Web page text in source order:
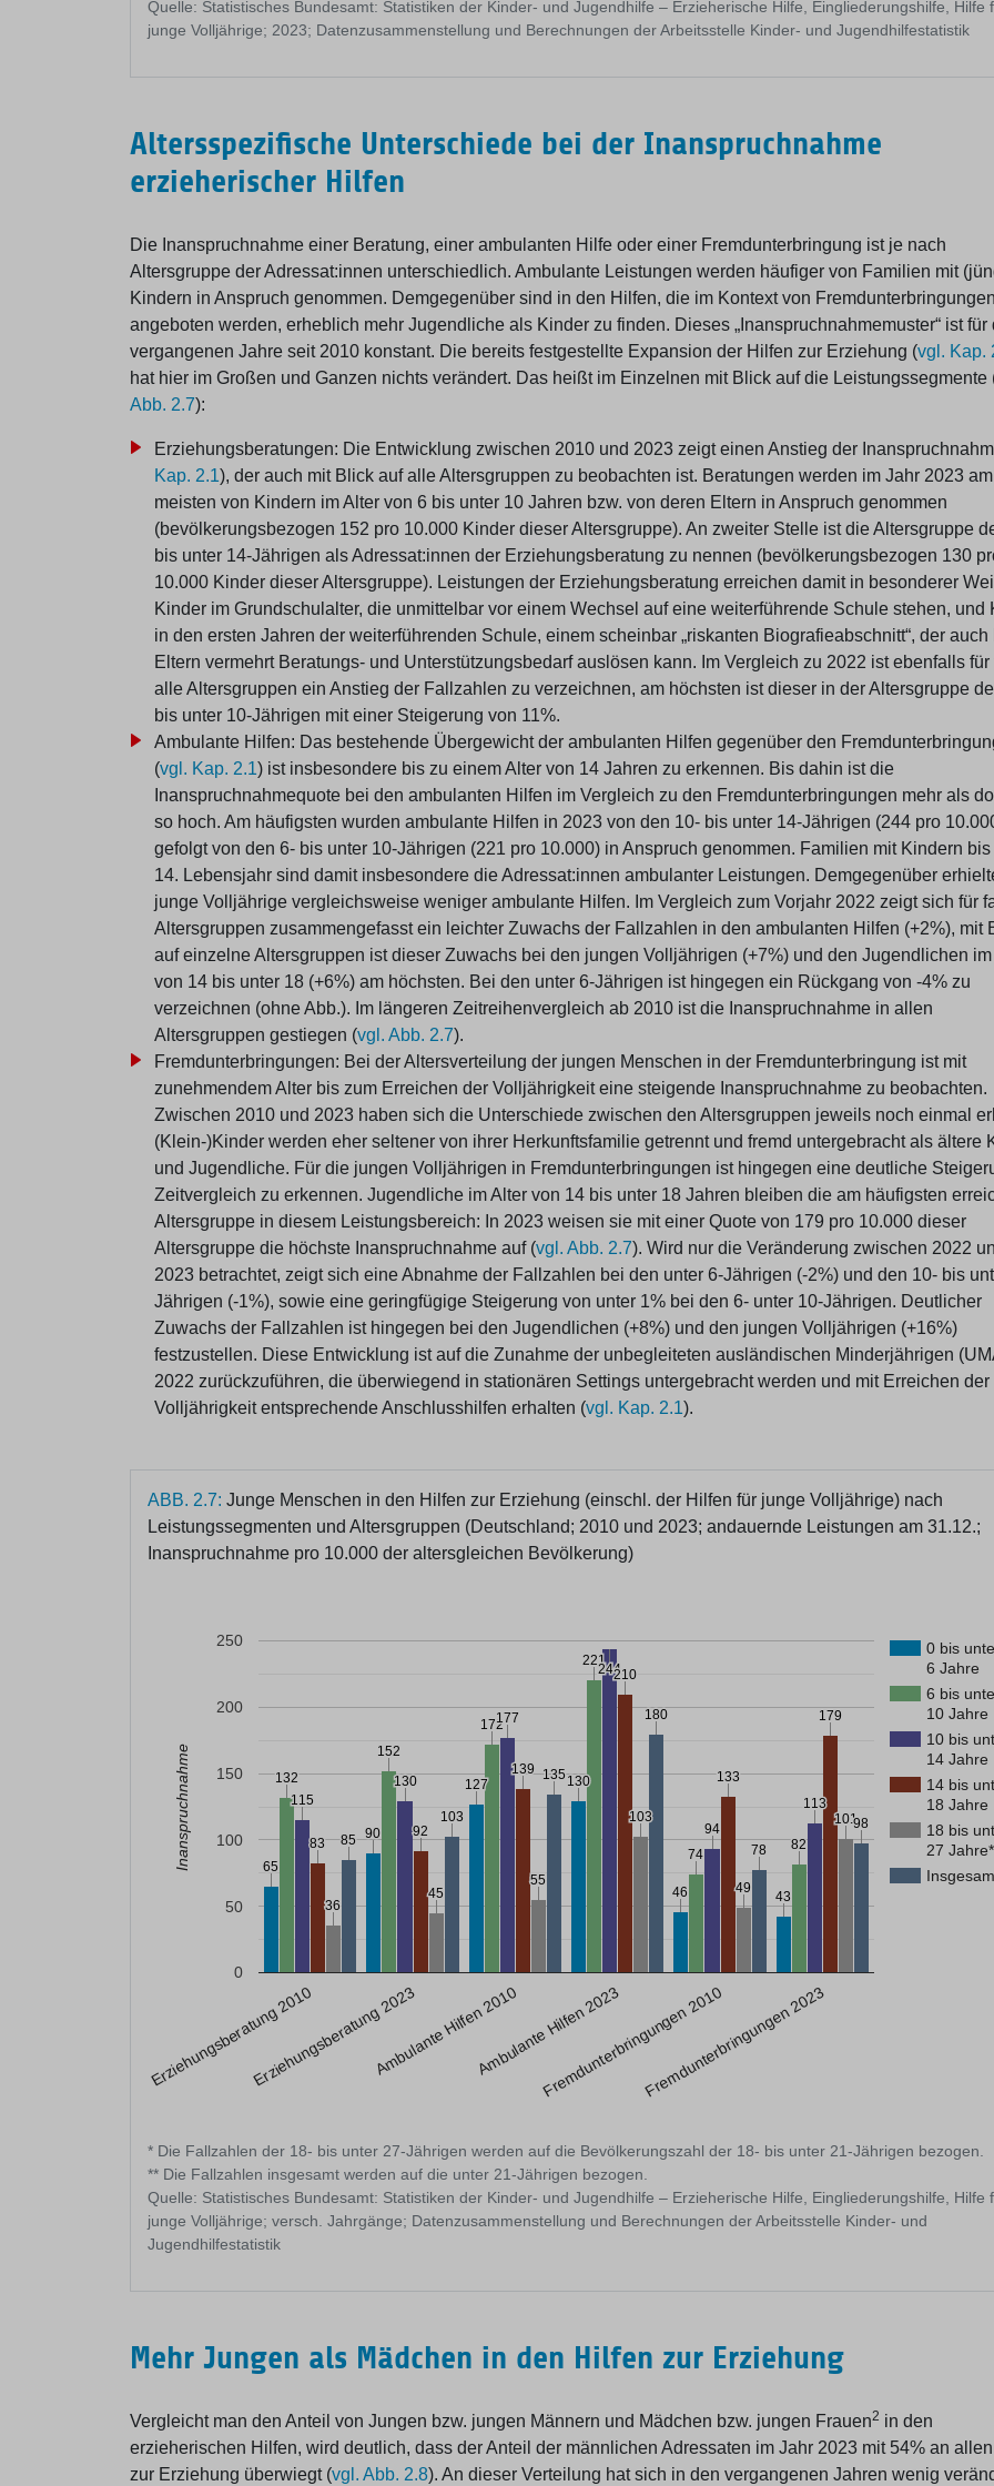
Quelle: Statistisches Bundesamt: Statistiken der Kinder- und Jugendhilfe – Erzieherische Hilfe, Eingliederungshilfe, Hilfe
junge Volljährige; 2023; Datenzusammenstellung und Berechnungen der Arbeitsstelle Kinder- und Jugendhilfestatistik
Altersspezifische Unterschiede bei der Inanspruchnahme
erzieherischer Hilfen
Die Inanspruchnahme einer Beratung, einer ambulanten Hilfe oder einer Fremdunterbringung ist je nach
Altersgruppe der Adressat:innen unterschiedlich. Ambulante Leistungen werden häufiger von Familien mit
Kindern in Anspruch genommen. Demgegenüber sind in den Hilfen, die im Kontext von Fremdunterbringungen
angeboten werden, erheblich mehr Jugendliche als Kinder zu finden. Dieses „Inanspruchnahmemuster“ ist für
vergangenen Jahre seit 2010 konstant. Die bereits festgestellte Expansion der Hilfen zur Erziehung (vgl. Kap.
hat hier im Großen und Ganzen nichts verändert. Das heißt im Einzelnen mit Blick auf die Leistungssegmente
Abb. 2.7):
Erziehungsberatungen: Die Entwicklung zwischen 2010 und 2023 zeigt einen Anstieg der
Kap. 2.1), der auch mit Blick auf alle Altersgruppen zu beobachten ist. Beratungen werden im Jahr 2023 am
meisten von Kindern im Alter von 6 bis unter 10 Jahren bzw. von deren Eltern in Anspruch genommen
(bevölkerungsbezogen 152 pro 10.000 Kinder dieser Altersgruppe). An zweiter Stelle ist die Altersgruppe
bis unter 14-Jährigen als Adressat:innen der Erziehungsberatung zu nennen (bevölkerungsbezogen 130
10.000 Kinder dieser Altersgruppe). Leistungen der Erziehungsberatung erreichen damit in besonderer
Kinder im Grundschulalter, die unmittelbar vor einem Wechsel auf eine weiterführende Schule stehen, und
in den ersten Jahren der weiterführenden Schule, einem scheinbar „riskanten Biografieabschnitt“, der auch
Eltern vermehrt Beratungs- und Unterstützungsbedarf auslösen kann. Im Vergleich zu 2022 ist ebenfalls für
alle Altersgruppen ein Anstieg der Fallzahlen zu verzeichnen, am höchsten ist dieser in der Altersgruppe
bis unter 10-Jährigen mit einer Steigerung von 11%.
Ambulante Hilfen: Das bestehende Übergewicht der ambulanten Hilfen gegenüber den
(vgl. Kap. 2.1) ist insbesondere bis zu einem Alter von 14 Jahren zu erkennen. Bis dahin ist die
Inanspruchnahmequote bei den ambulanten Hilfen im Vergleich zu den Fremdunterbringungen mehr als
so hoch. Am häufigsten wurden ambulante Hilfen in 2023 von den 10- bis unter 14-Jährigen (244 pro
gefolgt von den 6- bis unter 10-Jährigen (221 pro 10.000) in Anspruch genommen. Familien mit Kindern bis
14. Lebensjahr sind damit insbesondere die Adressat:innen ambulanter Leistungen. Demgegenüber
junge Volljährige vergleichsweise weniger ambulante Hilfen. Im Vergleich zum Vorjahr 2022 zeigt sich für
Altersgruppen zusammengefasst ein leichter Zuwachs der Fallzahlen in den ambulanten Hilfen (+2%), mit
auf einzelne Altersgruppen ist dieser Zuwachs bei den jungen Volljährigen (+7%) und den Jugendlichen
von 14 bis unter 18 (+6%) am höchsten. Bei den unter 6-Jährigen ist hingegen ein Rückgang von -4% zu
verzeichnen (ohne Abb.). Im längeren Zeitreihenvergleich ab 2010 ist die Inanspruchnahme in allen
Altersgruppen gestiegen (vgl. Abb. 2.7).
Fremdunterbringungen: Bei der Altersverteilung der jungen Menschen in der Fremdunterbringung ist mit
zunehmendem Alter bis zum Erreichen der Volljährigkeit eine steigende Inanspruchnahme zu beobachten.
Zwischen 2010 und 2023 haben sich die Unterschiede zwischen den Altersgruppen jeweils noch einmal
(Klein-)Kinder werden eher seltener von ihrer Herkunftsfamilie getrennt und fremd untergebracht als ältere
und Jugendliche. Für die jungen Volljährigen in Fremdunterbringungen ist hingegen eine deutliche
Zeitvergleich zu erkennen. Jugendliche im Alter von 14 bis unter 18 Jahren bleiben die am häufigsten
Altersgruppe in diesem Leistungsbereich: In 2023 weisen sie mit einer Quote von 179 pro 10.000 dieser
Altersgruppe die höchste Inanspruchnahme auf (vgl. Abb. 2.7). Wird nur die Veränderung zwischen 2022
2023 betrachtet, zeigt sich eine Abnahme der Fallzahlen bei den unter 6-Jährigen (-2%) und den 10- bis
Jährigen (-1%), sowie eine geringfügige Steigerung von unter 1% bei den 6- unter 10-Jährigen. Deutlicher
Zuwachs der Fallzahlen ist hingegen bei den Jugendlichen (+8%) und den jungen Volljährigen (+16%)
festzustellen. Diese Entwicklung ist auf die Zunahme der unbegleiteten ausländischen Minderjährigen
2022 zurückzuführen, die überwiegend in stationären Settings untergebracht werden und mit Erreichen der
Volljährigkeit entsprechende Anschlusshilfen erhalten (vgl. Kap. 2.1).
ABB. 2.7: Junge Menschen in den Hilfen zur Erziehung (einschl. der Hilfen für junge Volljährige) nach
Leistungssegmenten und Altersgruppen (Deutschland; 2010 und 2023; andauernde Leistungen am 31.12.;
Inanspruchnahme pro 10.000 der altersgleichen Bevölkerung)
0 bis
6 Jahre
6 bis
10 Jahre
10 bis
14 Jahre
14 bis
18 Jahre
18 bis
27 Jahre*
Erziehungsberatung 2010Erziehungsberatung 2023Ambulante Hilfen 2010Ambulante Hilfen 2023
Fremdunterbringungen 2010Fremdunterbringungen 2023
0
50
100
150
200
250
65
65
90
90
127
127 130
130
46
46 43
43
132
132
152
152
172
172
221
221
74
74
82
82
115
115
130
130
177
177
244
244
94
94
113
113
83
83
92
92
139
139
210
210
133
133
179
179
36
36
45
45
55
55
103
103
49
49
101
101
85
85
103
103
135
135
180
180
78
78
98
98
Inanspruchnahme
* Die Fallzahlen der 18- bis unter 27-Jährigen werden auf die Bevölkerungszahl der 18- bis unter 21-Jährigen bezogen.
** Die Fallzahlen insgesamt werden auf die unter 21-Jährigen bezogen.
Quelle: Statistisches Bundesamt: Statistiken der Kinder- und Jugendhilfe – Erzieherische Hilfe, Eingliederungshilfe, Hilfe
junge Volljährige; versch. Jahrgänge; Datenzusammenstellung und Berechnungen der Arbeitsstelle Kinder- und
Jugendhilfestatistik
Mehr Jungen als Mädchen in den Hilfen zur Erziehung
Vergleicht man den Anteil von Jungen bzw. jungen Männern und Mädchen bzw. jungen Frauen2 in den
erzieherischen Hilfen, wird deutlich, dass der Anteil der männlichen Adressaten im Jahr 2023 mit 54% an
zur Erziehung überwiegt (vgl. Abb. 2.8). An dieser Verteilung hat sich in den vergangenen Jahren wenig